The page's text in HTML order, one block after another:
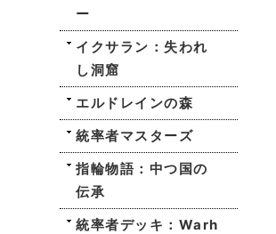
ー
イクサラン：失われ
し洞窟
エルドレインの森
統率者マスターズ
指輪物語：中つ国の
伝承
統率者デッキ：Warh